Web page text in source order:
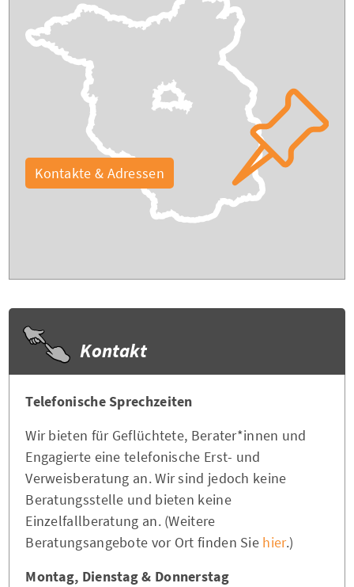
Kontakte & Adressen
Kontakt
Telefonische Sprechzeiten
Wir bieten für Geflüchtete, Berater*innen und
Engagierte eine telefonische Erst- und
Verweisberatung an. Wir sind jedoch keine
Beratungsstelle und bieten keine
Einzelfallberatung an. (Weitere
Beratungsangebote vor Ort finden Sie hier.)
Montag, Dienstag & Donnerstag